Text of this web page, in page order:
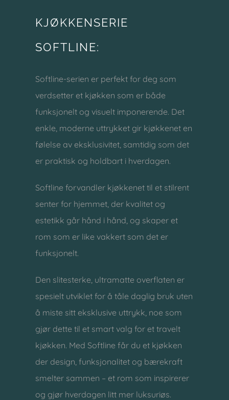
KJØKKENSERIE
SOFTLINE:
Softline-serien er perfekt for deg som
verdsetter et kjøkken som er både
funksjonelt og visuelt imponerende. Det
enkle, moderne uttrykket gir kjøkkenet en
følelse av eksklusivitet, samtidig som det
er praktisk og holdbart i hverdagen.
Softline forvandler kjøkkenet til et stilrent
senter for hjemmet, der kvalitet og
estetikk går hånd i hånd, og skaper et
rom som er like vakkert som det er
funksjonelt.
Den slitesterke, ultramatte overflaten er
spesielt utviklet for å tåle daglig bruk uten
å miste sitt eksklusive uttrykk, noe som
gjør dette til et smart valg for et travelt
kjøkken. Med Softline får du et kjøkken
der design, funksjonalitet og bærekraft
smelter sammen – et rom som inspirerer
og gjør hverdagen litt mer luksuriøs.